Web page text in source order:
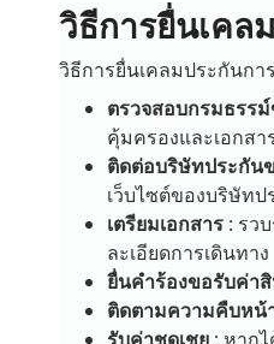
วิธีการยื่นเคล
วิธีการยื่นเคลมประกันกา
ตรวจสอบกรมธรร
คุ้มครองและเอกสา
ติดต่อบริษัทประกัน
เว็บไซต์ของบริษัทป
เตรียมเอกสาร: รวบ
ละเอียดการเดินทาง
ยื่นคำร้องขอรับค่า
ติดตามความคืบหน้
รับค่าชดเชย: หากไ